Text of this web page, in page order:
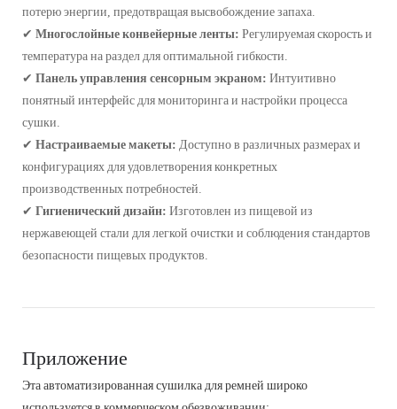
потерю энергии, предотвращая высвобождение запаха.
✔ Многослойные конвейерные ленты: Регулируемая скорость и
температура на раздел для оптимальной гибкости.
✔ Панель управления сенсорным экраном: Интуитивно
понятный интерфейс для мониторинга и настройки процесса
сушки.
✔ Настраиваемые макеты: Доступно в различных размерах и
конфигурациях для удовлетворения конкретных
производственных потребностей.
✔ Гигиенический дизайн: Изготовлен из пищевой из
нержавеющей стали для легкой очистки и соблюдения стандартов
безопасности пищевых продуктов.
Приложение
Эта автоматизированная сушилка для ремней широко